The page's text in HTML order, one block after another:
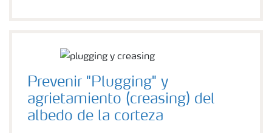
Prevenir "Plugging" y
agrietamiento (creasing) del
albedo de la corteza